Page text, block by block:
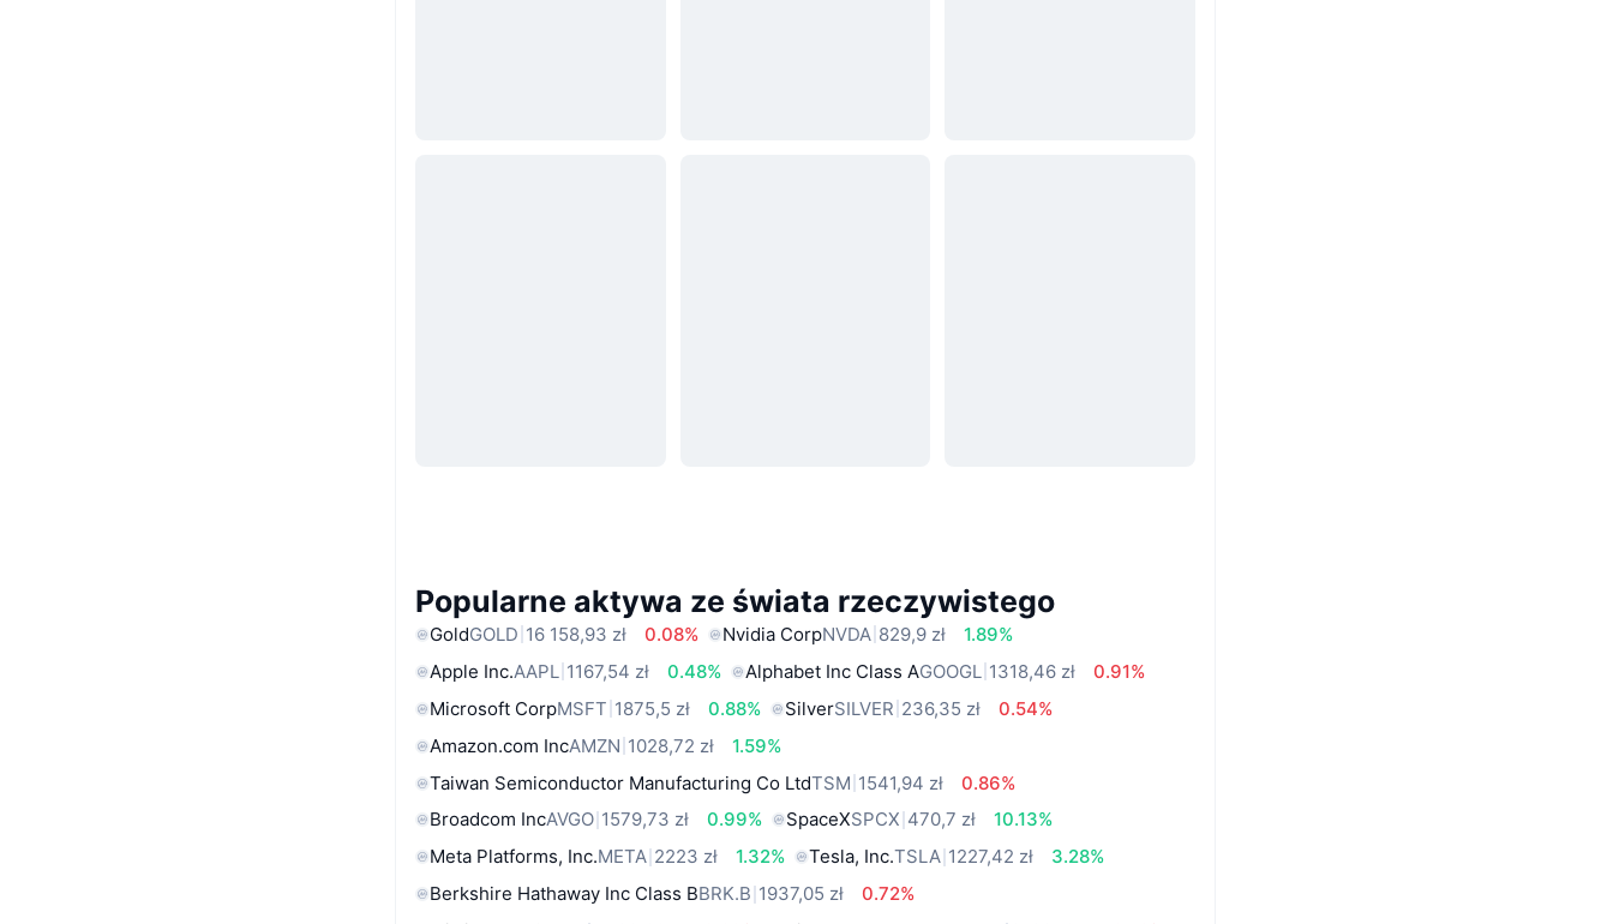
Popularne aktywa ze świata rzeczywistego
GoldGOLD 16 158,93 zł 0.08% Nvidia CorpNVDA 829,9 zł
1.89%
Apple Inc.AAPL 1167,54 zł 0.48% Alphabet Inc Class AGOOGL 1318,46 zł
0.91%
Microsoft CorpMSFT 1875,5 zł 0.88% SilverSILVER 236,35 zł
0.54%
Amazon.com IncAMZN 1028,72 zł
1.59%
Taiwan Semiconductor Manufacturing Co LtdTSM 1541,94 zł
0.86%
Broadcom IncAVGO 1579,73 zł 0.99% SpaceXSPCX 470,7 zł
10.13%
Meta Platforms, Inc.META 2223 zł 1.32% Tesla, Inc.TSLA 1227,42 zł
3.28%
Berkshire Hathaway Inc Class BBRK.B 1937,05 zł
0.72%